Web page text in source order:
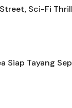
Sci-Fi
Siap Tayang